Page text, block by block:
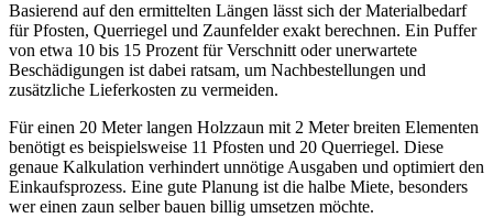
Basierend auf den ermittelten Längen lässt sich der Materialbedarf
für Pfosten, Querriegel und Zaunfelder exakt berechnen. Ein Puffer
von etwa 10 bis 15 Prozent für Verschnitt oder unerwartete
Beschädigungen ist dabei ratsam, um Nachbestellungen und
zusätzliche Lieferkosten zu vermeiden.
Für einen 20 Meter langen Holzzaun mit 2 Meter breiten Elementen
benötigt es beispielsweise 11 Pfosten und 20 Querriegel. Diese
genaue Kalkulation verhindert unnötige Ausgaben und optimiert den
Einkaufsprozess. Eine gute Planung ist die halbe Miete, besonders
wer einen zaun selber bauen billig umsetzen möchte.